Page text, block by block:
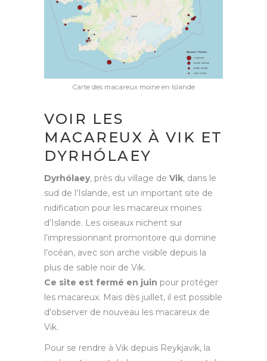
Carte des macareux moine en Islande
VOIR LES
MACAREUX À VIK ET
DYRHÓLAEY
Dyrhólaey, près du village de Vik, dans le
sud de l’Islande, est un important site de
nidification pour les macareux moines
d’Islande. Les oiseaux nichent sur
l’impressionnant promontoire qui domine
l’océan, avec son arche visible depuis la
plus de sable noir de Vik.
Ce site est fermé en juin pour protéger
les macareux. Mais dès juillet, il est possible
d’observer de nouveau les macareux de
Vik.
Pour se rendre à Vik depuis Reykjavik, la